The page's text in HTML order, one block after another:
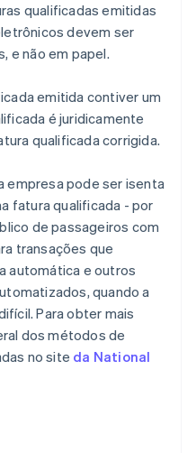
qualificadas emitidas
devem ser
e não em papel.
emitida contiver um
é juridicamente
qualificada corrigida.
empresa pode ser isenta
fatura qualificada - por
de passageiros com
transações que
automática e outros
quando a
Para obter mais
dos métodos de
no site da National